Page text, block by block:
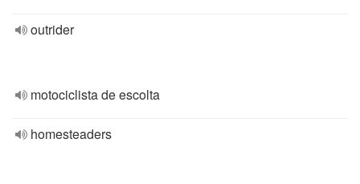
outrider
motociclista de escolta
homesteaders